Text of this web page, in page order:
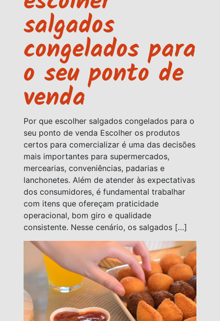
salgados
congelados para
o seu ponto de
venda
Por que escolher salgados congelados para o
seu ponto de venda Escolher os produtos
certos para comercializar é uma das decisões
mais importantes para supermercados,
mercearias, conveniências, padarias e
lanchonetes. Além de atender às expectativas
dos consumidores, é fundamental trabalhar
com itens que ofereçam praticidade
operacional, bom giro e qualidade
consistente. Nesse cenário, os salgados […]